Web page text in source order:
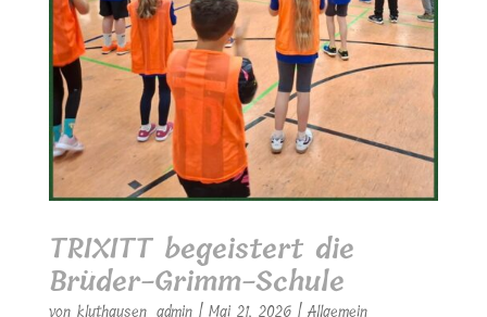
TRIXITT begeistert die
Brüder-Grimm-Schule
von kluthausen_admin| Mai 21, 2026| Allgemein